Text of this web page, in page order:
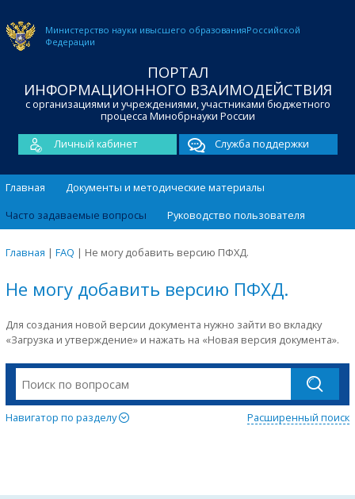
Министерство науки ивысшего образованияРоссийской
Федерации
ПОРТАЛ
ИНФОРМАЦИОННОГО ВЗАИМОДЕЙСТВИЯ
с организациями и учреждениями, участниками бюджетного
процесса Минобрнауки России
Личный кабинет
Служба поддержки
Главная
Документы и методические материалы
Часто задаваемые вопросы
Руководство пользователя
Главная | FAQ | Не могу добавить версию ПФХД.
Не могу добавить версию ПФХД.
Для создания новой версии документа нужно зайти во вкладку
«Загрузка и утверждение» и нажать на «Новая версия документа».
Навигатор по разделу Расширенный поиск